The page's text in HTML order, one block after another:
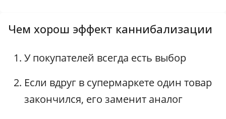
Чем хорош эффект каннибализации
У покупателей всегда есть выбор
Если вдруг в супермаркете один товар
закончился, его заменит аналог